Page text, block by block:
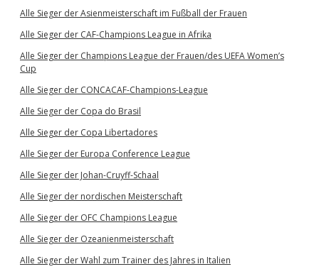
Alle Sieger der Asienmeisterschaft im Fußball der Frauen
Alle Sieger der CAF-Champions League in Afrika
Alle Sieger der Champions League der Frauen/des UEFA Women’s
Cup
Alle Sieger der CONCACAF-Champions-League
Alle Sieger der Copa do Brasil
Alle Sieger der Copa Libertadores
Alle Sieger der Europa Conference League
Alle Sieger der Johan-Cruyff-Schaal
Alle Sieger der nordischen Meisterschaft
Alle Sieger der OFC Champions League
Alle Sieger der Ozeanienmeisterschaft
Alle Sieger der Wahl zum Trainer des Jahres in Italien